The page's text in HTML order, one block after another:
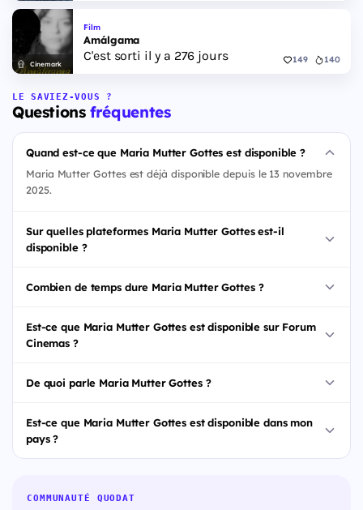
Cinemark
Film
Amálgama
C'est sorti il y a 276 jours 149 140
LE SAVIEZ-VOUS ?
Questionsfréquentes
Quand est-ce que Maria Mutter Gottes est disponible ?
Maria Mutter Gottes est déjà disponible depuis le 13 novembre
2025.
Sur quelles plateformes Maria Mutter Gottes est-il
disponible ?
Combien de temps dure Maria Mutter Gottes ?
Est-ce que Maria Mutter Gottes est disponible sur Forum
Cinemas ?
De quoi parle Maria Mutter Gottes ?
Est-ce que Maria Mutter Gottes est disponible dans mon
pays ?
COMMUNAUTÉ QUODAT